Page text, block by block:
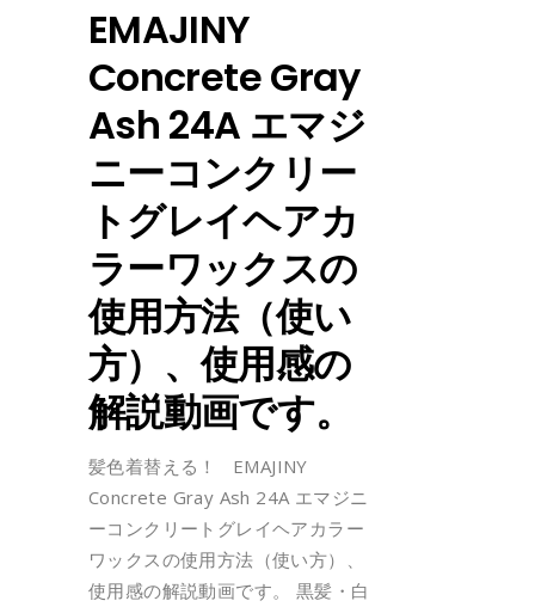
EMAJINY
Concrete Gray
Ash 24A エマジ
ニーコンクリー
トグレイヘアカ
ラーワックスの
使用方法（使い
方）、使用感の
解説動画です。
髪色着替える！ EMAJINY
Concrete Gray Ash 24A エマジニ
ーコンクリートグレイヘアカラー
ワックスの使用方法（使い方）、
使用感の解説動画です。 黒髪・白